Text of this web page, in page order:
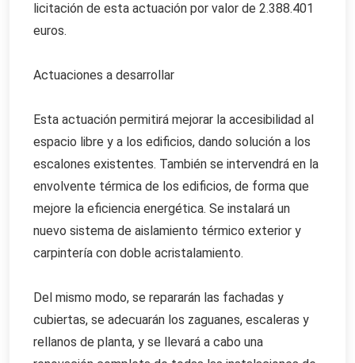
licitación de esta actuación por valor de 2.388.401
euros.
Actuaciones a desarrollar
Esta actuación permitirá mejorar la accesibilidad al
espacio libre y a los edificios, dando solución a los
escalones existentes. También se intervendrá en la
envolvente térmica de los edificios, de forma que
mejore la eficiencia energética. Se instalará un
nuevo sistema de aislamiento térmico exterior y
carpintería con doble acristalamiento.
Del mismo modo, se repararán las fachadas y
cubiertas, se adecuarán los zaguanes, escaleras y
rellanos de planta, y se llevará a cabo una